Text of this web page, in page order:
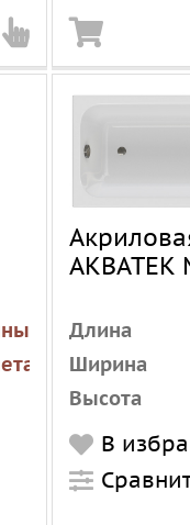
АКВАТЕК
Длина
Ширина
Высота
Установка
Форма
Материал
В